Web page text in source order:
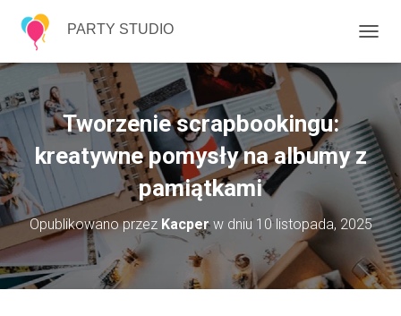
PARTY STUDIO
R
Ą
C
Z
N
A
W
I
A
C
Tworzenie scrapbookingu:
kreatywne pomysły na albumy z
pamiątkami
Opublikowano przez Kacperw dniu 10 listopada, 2025